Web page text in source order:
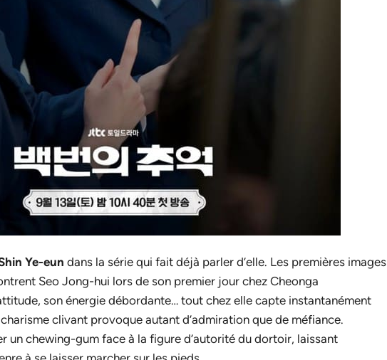
Ye-eun dans la série qui fait déjà parler d’elle. Les premières images
Seo Jong-hui lors de son premier jour chez Cheonga
son énergie débordante… tout chez elle capte instantanément
clivant provoque autant d’admiration que de méfiance.
un chewing-gum face à la figure d’autorité du dortoir, laissant